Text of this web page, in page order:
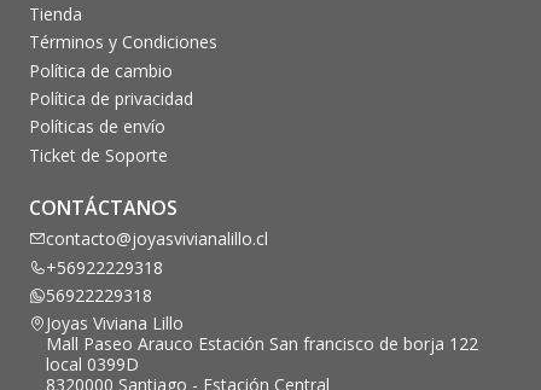
Tienda
Términos y Condiciones
Política de cambio
Política de privacidad
Políticas de envío
Ticket de Soporte
CONTÁCTANOS
contacto@joyasvivianalillo.cl
+56922229318
56922229318
Joyas Viviana Lillo
Mall Paseo Arauco Estación San francisco de borja 122
local 0399D
8320000 Santiago - Estación Central